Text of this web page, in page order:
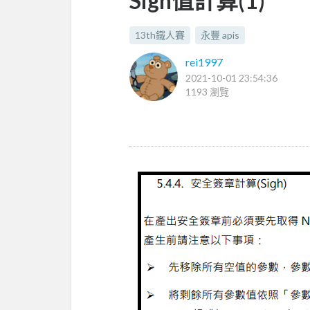
13th鐵人賽 永豐 apis
rei1997
2021-10-01 23:54:36
1193 瀏覽